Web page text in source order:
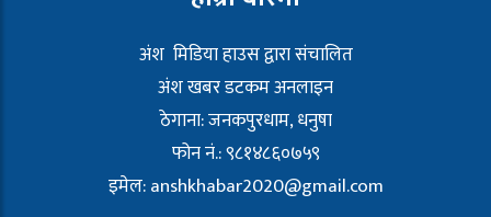
अंश मिडिया हाउस द्वारा संचालित
अंश खबर डटकम अनलाइन
ठेगाना: जनकपुरधाम, धनुषा
फोन नं.: ९८१४८६०७५९
इमेल:anshkhabar2020@gmail.com